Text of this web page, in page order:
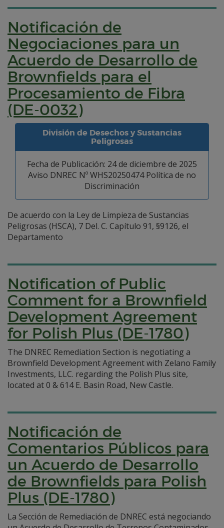
Notificación de
Negociaciones para un
Acuerdo de Desarrollo de
Brownfields para el
Procesamiento de Fibra
(DE-0032)
División de Desechos y Sustancias
Peligrosas
Fecha de Publicación: 24 de diciembre de 2025
Aviso DNREC Nº WHS20250474 Política de no
Discriminación
De acuerdo con la Ley de Limpieza de Sustancias
Peligrosas (HSCA), 7 Del. C. Capítulo 91, §9126, el
Departamento
Notification of Public
Comment for a Brownfield
Development Agreement
for Polish Plus (DE-1780)
The DNREC Remediation Section is negotiating a
Brownfield Development Agreement with Zelano Family
Investments, LLC. regarding the Polish Plus site,
located at 0 & 614 E. Basin Road, New Castle.
Notificación de
Comentarios Públicos para
un Acuerdo de Desarrollo
de Brownfields para Polish
Plus (DE-1780)
La Sección de Remediación de DNREC está negociando